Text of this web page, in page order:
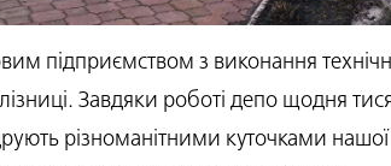
підприємством з виконання
Завдяки роботі депо щодня
різноманітними куточками